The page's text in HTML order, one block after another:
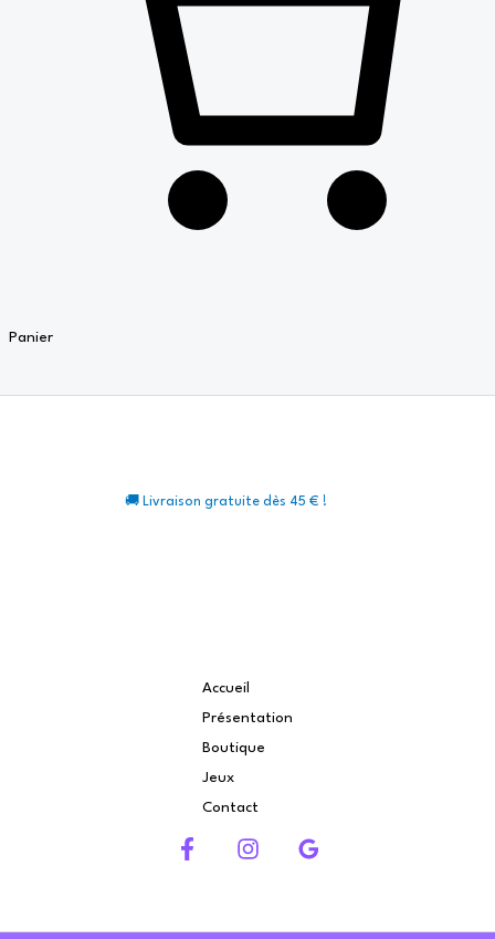
Panier
🚚 Livraison gratuite dès 45 € !
Accueil
Présentation
Boutique
Jeux
Contact